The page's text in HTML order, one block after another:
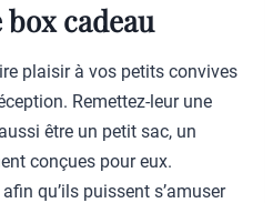
cadeau
plaisir à vos petits convives
Remettez-leur une
être un petit sac, un
conçues pour eux.
qu’ils puissent s’amuser